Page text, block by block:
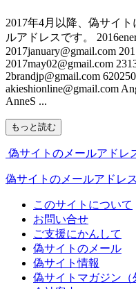
2017年4月以降、偽サイ
ルアドレスです。
2017january@gmail.com
2017may02@gmail.com
2brandjp@gmail.com
akieshionline@gmail.com
AnneS ...
もっと読む
偽サイトのメールアドレ
偽サイトのメールアドレ
このサイトについて
お問い合せ
ご支援にかんして
偽サイトのメール
偽サイト情報
偽サイトマガジン（